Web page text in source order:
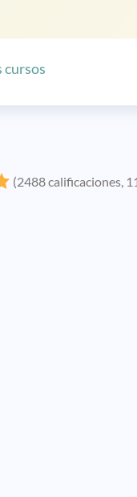
cursos
(2488 calificaciones,